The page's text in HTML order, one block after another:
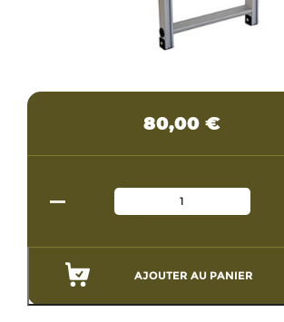
AJOUTER AU PANIER
80,00€